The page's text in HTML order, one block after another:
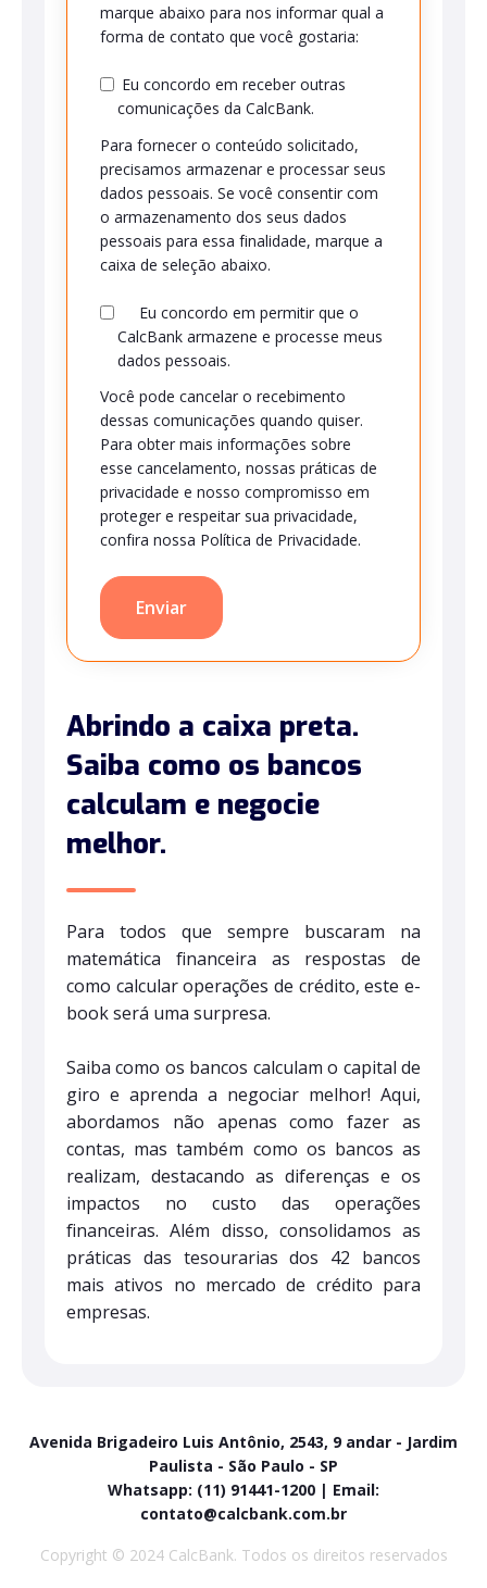
Abrindo a caixa preta.
Saiba como os bancos
calculam e negocie
melhor.
Para todos que sempre buscaram na
matemática financeira as respostas de
como calcular operações de crédito, este e-
book será uma surpresa.
Saiba como os bancos calculam o capital de
giro e aprenda a negociar melhor! Aqui,
abordamos não apenas como fazer as
contas, mas também como os bancos as
realizam, destacando as diferenças e os
impactos no custo das operações
financeiras. Além disso, consolidamos as
práticas das tesourarias dos 42 bancos
mais ativos no mercado de crédito para
empresas.
marque abaixo para nos informar qual a
forma de contato que você gostaria:
Eu concordo em receber outras
comunicações da CalcBank.
Para fornecer o conteúdo solicitado,
precisamos armazenar e processar seus
dados pessoais. Se você consentir com
o armazenamento dos seus dados
pessoais para essa finalidade, marque a
caixa de seleção abaixo.
Eu concordo em permitir que o
CalcBank armazene e processe meus
dados pessoais.
Você pode cancelar o recebimento
dessas comunicações quando quiser.
Para obter mais informações sobre
esse cancelamento, nossas práticas de
privacidade e nosso compromisso em
proteger e respeitar sua privacidade,
confira nossa Política de Privacidade.
Avenida Brigadeiro Luis Antônio, 2543, 9 andar - Jardim
Paulista - São Paulo - SP
Whatsapp: (11) 91441-1200 | Email:
contato@calcbank.com.br
Copyright © 2024 CalcBank. Todos os direitos reservados